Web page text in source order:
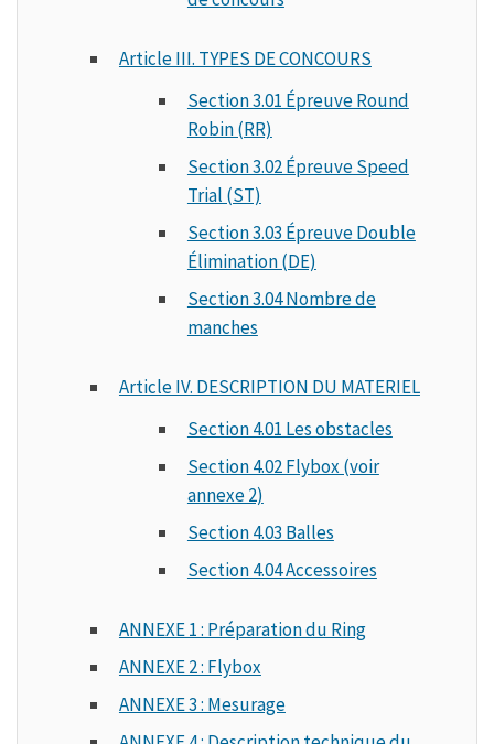
Article III. TYPES DE CONCOURS
Section 3.01 Épreuve Round
Robin (RR)
Section 3.02 Épreuve Speed
Trial (ST)
Section 3.03 Épreuve Double
Élimination (DE)
Section 3.04 Nombre de
manches
Article IV. DESCRIPTION DU MATERIEL
Section 4.01 Les obstacles
Section 4.02 Flybox (voir
annexe 2)
Section 4.03 Balles
Section 4.04 Accessoires
ANNEXE 1 : Préparation du Ring
ANNEXE 2 : Flybox
ANNEXE 3 : Mesurage